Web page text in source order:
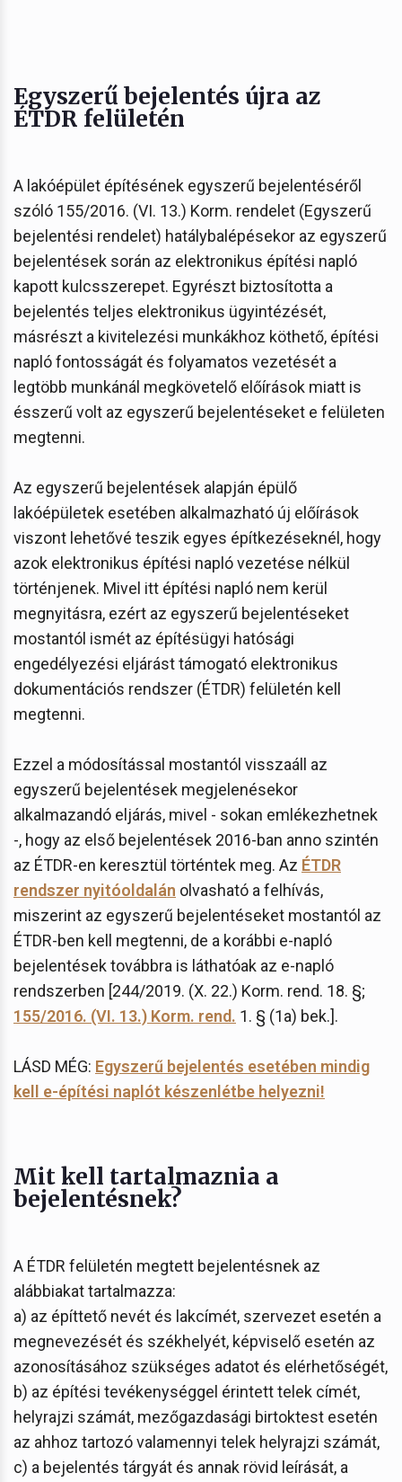
Egyszerű bejelentés újra az
ÉTDR felületén
A lakóépület építésének egyszerű bejelentéséről
szóló 155/2016. (VI. 13.) Korm. rendelet (Egyszerű
bejelentési rendelet) hatálybalépésekor az egyszerű
bejelentések során az elektronikus építési napló
kapott kulcsszerepet. Egyrészt biztosította a
bejelentés teljes elektronikus ügyintézését,
másrészt a kivitelezési munkákhoz köthető, építési
napló fontosságát és folyamatos vezetését a
legtöbb munkánál megkövetelő előírások miatt is
ésszerű volt az egyszerű bejelentéseket e felületen
megtenni.
Az egyszerű bejelentések alapján épülő
lakóépületek esetében alkalmazható új előírások
viszont lehetővé teszik egyes építkezéseknél, hogy
azok elektronikus építési napló vezetése nélkül
történjenek. Mivel itt építési napló nem kerül
megnyitásra, ezért az egyszerű bejelentéseket
mostantól ismét az építésügyi hatósági
engedélyezési eljárást támogató elektronikus
dokumentációs rendszer (ÉTDR) felületén kell
megtenni.
Ezzel a módosítással mostantól visszaáll az
egyszerű bejelentések megjelenésekor
alkalmazandó eljárás, mivel - sokan emlékezhetnek
-, hogy az első bejelentések 2016-ban anno szintén
az ÉTDR-en keresztül történtek meg. Az ÉTDR
rendszer nyitóoldalán olvasható a felhívás,
miszerint az egyszerű bejelentéseket mostantól az
ÉTDR-ben kell megtenni, de a korábbi e-napló
bejelentések továbbra is láthatóak az e-napló
rendszerben [244/2019. (X. 22.) Korm. rend. 18. §;
155/2016. (VI. 13.) Korm. rend. 1. § (1a) bek.].
LÁSD MÉG: Egyszerű bejelentés esetében mindig
kell e-építési naplót készenlétbe helyezni!
Mit kell tartalmaznia a
bejelentésnek?
A ÉTDR felületén megtett bejelentésnek az
alábbiakat tartalmazza:
a) az építtető nevét és lakcímét, szervezet esetén a
megnevezését és székhelyét, képviselő esetén az
azonosításához szükséges adatot és elérhetőségét,
b) az építési tevékenységgel érintett telek címét,
helyrajzi számát, mezőgazdasági birtoktest esetén
az ahhoz tartozó valamennyi telek helyrajzi számát,
c) a bejelentés tárgyát és annak rövid leírását, a